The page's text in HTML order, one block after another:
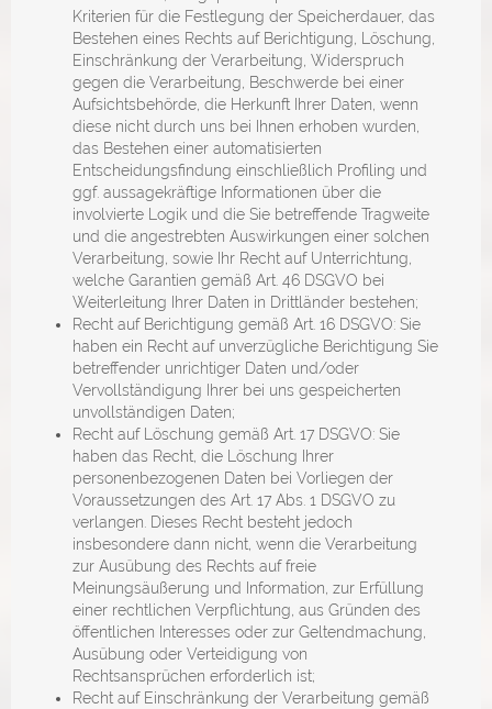
Kriterien für die Festlegung der Speicherdauer, das
Bestehen eines Rechts auf Berichtigung, Löschung,
Einschränkung der Verarbeitung, Widerspruch
gegen die Verarbeitung, Beschwerde bei einer
Aufsichtsbehörde, die Herkunft Ihrer Daten, wenn
diese nicht durch uns bei Ihnen erhoben wurden,
das Bestehen einer automatisierten
Entscheidungsfindung einschließlich Profiling und
ggf. aussagekräftige Informationen über die
involvierte Logik und die Sie betreffende Tragweite
und die angestrebten Auswirkungen einer solchen
Verarbeitung, sowie Ihr Recht auf Unterrichtung,
welche Garantien gemäß Art. 46 DSGVO bei
Weiterleitung Ihrer Daten in Drittländer bestehen;
Recht auf Berichtigung gemäß Art. 16 DSGVO: Sie
haben ein Recht auf unverzügliche Berichtigung Sie
betreffender unrichtiger Daten und/oder
Vervollständigung Ihrer bei uns gespeicherten
unvollständigen Daten;
Recht auf Löschung gemäß Art. 17 DSGVO: Sie
haben das Recht, die Löschung Ihrer
personenbezogenen Daten bei Vorliegen der
Voraussetzungen des Art. 17 Abs. 1 DSGVO zu
verlangen. Dieses Recht besteht jedoch
insbesondere dann nicht, wenn die Verarbeitung
zur Ausübung des Rechts auf freie
Meinungsäußerung und Information, zur Erfüllung
einer rechtlichen Verpflichtung, aus Gründen des
öffentlichen Interesses oder zur Geltendmachung,
Ausübung oder Verteidigung von
Rechtsansprüchen erforderlich ist;
Recht auf Einschränkung der Verarbeitung gemäß